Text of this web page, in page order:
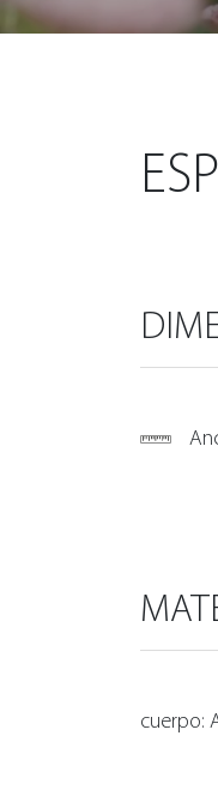
cuerpo: